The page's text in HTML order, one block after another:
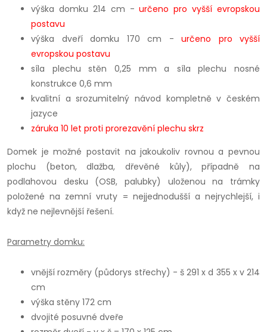
výška domku 214 cm -určeno pro vyšší evropskou
postavu
výška dveří domku 170 cm - určeno pro vyšší
evropskou postavu
síla plechu stěn 0,25 mm a síla plechu nosné
konstrukce 0,6 mm
kvalitní a srozumitelný návod kompletně v českém
jazyce
záruka 10 let proti prorezavění plechu skrz
Domek je možné postavit na jakoukoliv rovnou a pevnou
plochu (beton, dlažba, dřevěné kůly), případně na
podlahovou desku (OSB, palubky) uloženou na trámky
položené na zemní vruty = nejjednodušší a nejrychlejší, i
když ne nejlevnější řešení.
Parametry domku:
vnější rozměry (půdorys střechy) - š 291 x d 355 x v 214
cm
výška stěny 172 cm
dvojité posuvné dveře